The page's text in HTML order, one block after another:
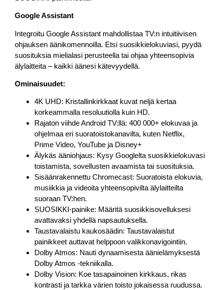
Google Assistant
Integroitu Google Assistant mahdollistaa TV:n intuitiivisen
ohjauksen äänikomennoilla. Etsi suosikkielokuviasi, pyydä
suosituksia mielialasi perusteella tai ohjaa yhteensopivia
älylaitteita – kaikki äänesi kätevyydellä.
Ominaisuudet:
4K UHD: Kristallinkirkkaat kuvat neljä kertaa
korkeammalla resoluutiolla kuin HD.
Rajaton viihde Android TV:llä: 400 000+ elokuvaa ja
ohjelmaa eri suoratoistokanavilta, kuten Netflix,
Prime Video, YouTube ja Disney+
Älykäs ääniohjaus: Kysy Googlelta suosikkielokuvasi
toistamista, sovellusten avaamista tai suosituksia.
Sisäänrakennettu Chromecast: Suoratoista elokuvia,
musiikkia ja videoita yhteensopivilta älylaitteilta
suoraan TV:hen.
SUOSIKKI-painike: Määritä suosikkisovelluksesi
avattavaksi yhdellä napsautuksella.
Taustavalaistu kaukosäädin: Taustavalaistut
painikkeet auttavat helppoon valikkonavigointiin.
Dolby Atmos: Nauti dynaamisesta äänielämyksestä
Dolby Atmos -tekniikalla.
Dolby Vision: Koe tasapainoinen kirkkaus, rikas
kontrasti ja tarkka värien toisto jokaisessa ruudussa.